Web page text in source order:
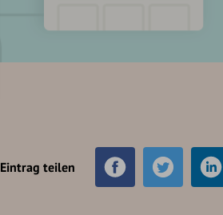
Eintrag teilen